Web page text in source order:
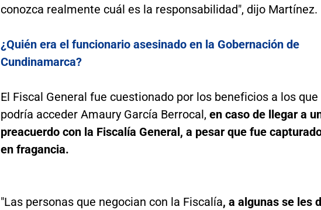
conozca realmente cuál es la responsabilidad", dijo Martínez.
¿Quién era el funcionario asesinado en la Gobernación de
Cundinamarca?
El Fiscal General fue cuestionado por los beneficios a los que
podría acceder Amaury García Berrocal, en caso de llegar a
preacuerdo con la Fiscalía General, a pesar que fue
en fragancia.
"Las personas que negocian con la Fiscalía, a algunas se les